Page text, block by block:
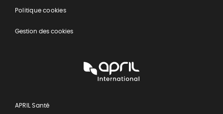
Politique cookies
Gestion des cookies
International
APRIL Santé